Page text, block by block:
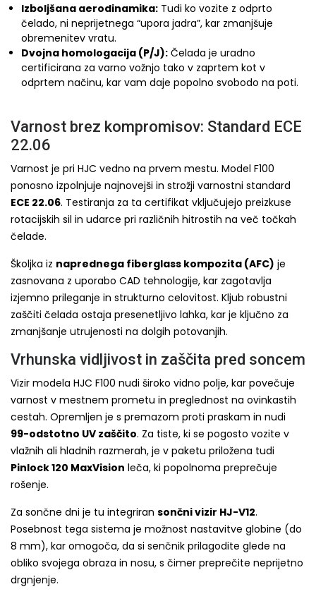
Izboljšana aerodinamika: Tudi ko vozite z odprto
čelado, ni neprijetnega “upora jadra”, kar zmanjšuje
obremenitev vratu.
Dvojna homologacija (P/J): Čelada je uradno
certificirana za varno vožnjo tako v zaprtem kot v
odprtem načinu, kar vam daje popolno svobodo na poti.
Varnost brez kompromisov: Standard ECE
22.06
Varnost je pri HJC vedno na prvem mestu. Model F100
ponosno izpolnjuje najnovejši in strožji varnostni standard
ECE 22.06. Testiranja za ta certifikat vključujejo preizkuse
rotacijskih sil in udarce pri različnih hitrostih na več točkah
čelade.
Školjka iz naprednega fiberglass kompozita (AFC) je
zasnovana z uporabo CAD tehnologije, kar zagotavlja
izjemno prileganje in strukturno celovitost. Kljub robustni
zaščiti čelada ostaja presenetljivo lahka, kar je ključno za
zmanjšanje utrujenosti na dolgih potovanjih.
Vrhunska vidljivost in zaščita pred soncem
Vizir modela HJC F100 nudi široko vidno polje, kar povečuje
varnost v mestnem prometu in preglednost na ovinkastih
cestah. Opremljen je s premazom proti praskam in nudi
99-odstotno UV zaščito. Za tiste, ki se pogosto vozite v
vlažnih ali hladnih razmerah, je v paketu priložena tudi
Pinlock 120 MaxVision leča, ki popolnoma preprečuje
rošenje.
Za sončne dni je tu integriran sončni vizir HJ-V12.
Posebnost tega sistema je možnost nastavitve globine (do
8 mm), kar omogoča, da si senčnik prilagodite glede na
obliko svojega obraza in nosu, s čimer preprečite neprijetno
drgnjenje.